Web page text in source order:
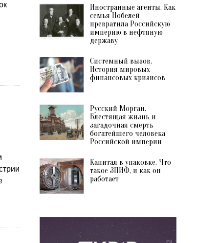
Иностранные агенты. Как
семья Нобелей
превратила Российскую
империю в нефтяную
державу
Системный вызов.
История мировых
финансовых кризисов
Русский Морган.
Блестящая жизнь и
загадочная смерть
богатейшего человека
Российской империи
Капитал в упаковке. Что
такое ЗПИФ, и как он
работает